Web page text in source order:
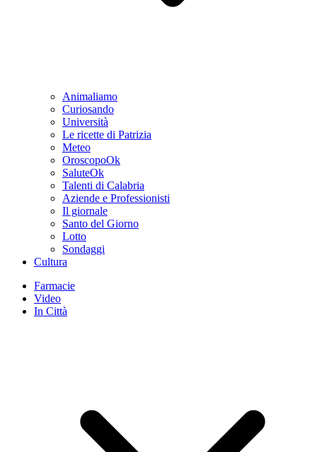
Animaliamo
Curiosando
Università
Le ricette di Patrizia
Meteo
OroscopoOk
SaluteOk
Talenti di Calabria
Aziende e Professionisti
Il giornale
Santo del Giorno
Lotto
Sondaggi
Cultura
Farmacie
Video
In Città